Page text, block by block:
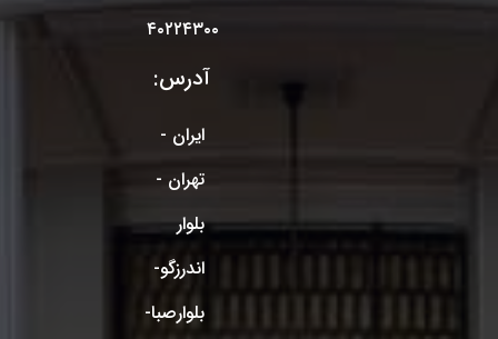
۴۰۲۲۴۳۰۰
آدرس:
ایران -
تهران -
بلوار
اندرزگو-
بلوارصبا-